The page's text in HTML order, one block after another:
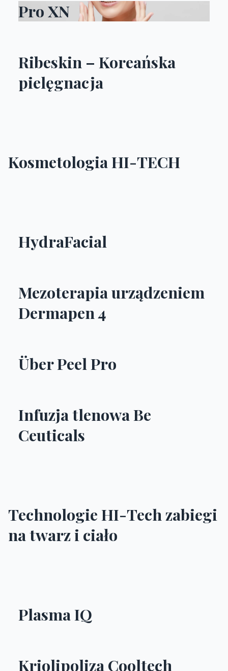
Pro XN
Ribeskin – Koreańska
pielęgnacja
Kosmetologia HI-TECH
HydraFacial
Mezoterapia urządzeniem
Dermapen 4
Über Peel Pro
Infuzja tlenowa Be
Ceuticals
Technologie HI-Tech zabiegi
na twarz i ciało
Plasma IQ
Kriolipoliza Cooltech